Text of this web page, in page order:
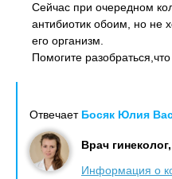
Сейчас при очередном
антибиотик обоим, но не
его организм.
Помогите
Отвечает Босяк Юлия
Врач
Информация о